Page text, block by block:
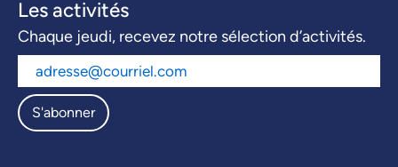
Les activités
Chaque jeudi, recevez notre sélection d’activités.
S'abonner